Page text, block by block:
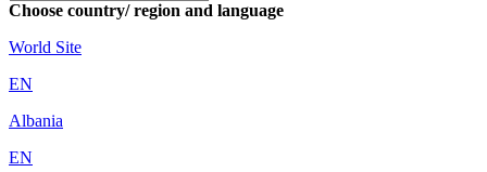
Choose country/ region and language
World Site
EN
Albania
EN